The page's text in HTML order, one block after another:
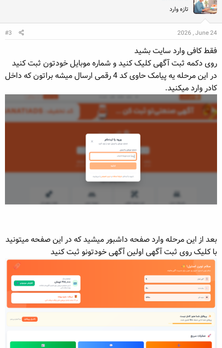
تازه وارد
2026 , June 24
#3
فقط کافی وارد سایت بشید
روی دکمه ثبت آگهی کلیک کنید و شماره موبایل خودتون ثبت کنید
در این مرحله یه پیامک حاوی کد 4 رقمی ارسال میشه براتون که داخل
کادر وارد میکنید.
بعد از این مرحله وارد صفحه داشبور میشید که در این صفحه میتونید
با کلیک روی ثبت آگهی اولین آگهی خودتونو ثبت کنید